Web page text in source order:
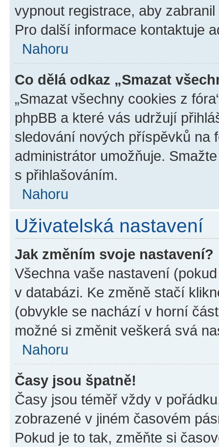
vypnout registrace, aby
Pro další informace kontaktuje
Nahoru
Co dělá odkaz „Smazat
„Smazat všechny cookies z
phpBB a které vás udržují
sledování nových příspěvků na
administrátor umožňuje.
s přihlašováním.
Nahoru
Uživatelská nastavení
Jak změním svoje nastavení?
Všechna vaše nastavení
v databázi. Ke změně stačí
(obvykle se nachází v horní
možné si změnit veškerá svá
Nahoru
Časy jsou špatně!
Časy jsou téměř vždy v
zobrazené v jiném časovém
Pokud je to tak, změňte si